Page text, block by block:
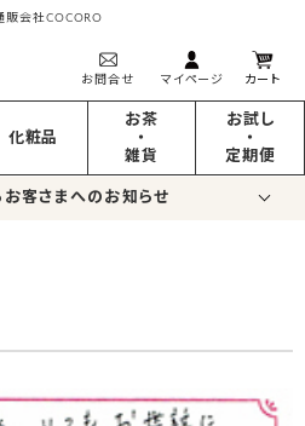
販会社COCORO
お問合せ マイページ カート
化粧品
お茶
・
雑貨
お試し
・
定期便
客さまへのお知らせ